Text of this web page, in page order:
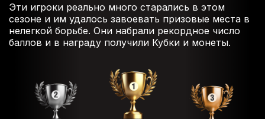
Эти игроки реально много старались в этом
сезоне и им удалось завоевать призовые места в
нелегкой борьбе. Они набрали рекордное число
баллов и в награду получили Кубки и монеты.